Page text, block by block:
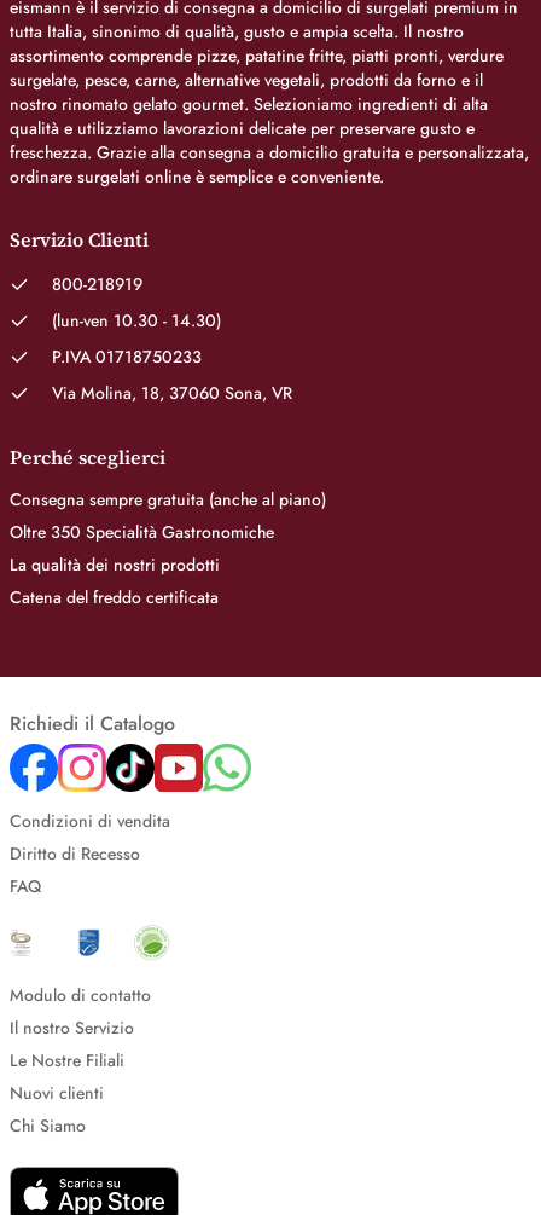
eismann è il servizio di consegna a domicilio di surgelati premium in
tutta Italia, sinonimo di qualità, gusto e ampia scelta. Il nostro
assortimento comprende pizze, patatine fritte, piatti pronti, verdure
surgelate, pesce, carne, alternative vegetali, prodotti da forno e il
nostro rinomato gelato gourmet. Selezioniamo ingredienti di alta
qualità e utilizziamo lavorazioni delicate per preservare gusto e
freschezza. Grazie alla consegna a domicilio gratuita e personalizzata,
ordinare surgelati online è semplice e conveniente.
Servizio Clienti
800-218919
(lun-ven 10.30 - 14.30)
P.IVA 01718750233
Via Molina, 18, 37060 Sona, VR
Perché sceglierci
Consegna sempre gratuita (anche al piano)
Oltre 350 Specialità Gastronomiche
La qualità dei nostri prodotti
Catena del freddo certificata
Richiedi il Catalogo
Condizioni di vendita
Diritto di Recesso
FAQ
Modulo di contatto
Il nostro Servizio
Le Nostre Filiali
Nuovi clienti
Chi Siamo